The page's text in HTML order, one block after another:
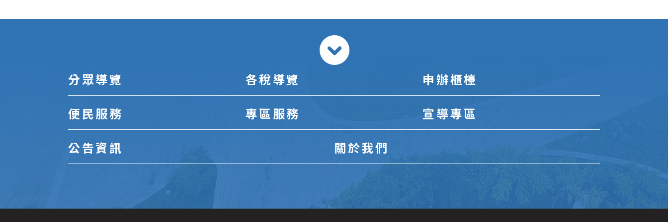
分眾導覽 各稅導覽 申辦櫃檯
便民服務 專區服務 宣導專區
公告資訊 關於我們